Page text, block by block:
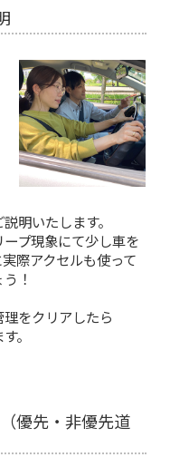
明いたします。
プ現象にて少し車を
際アクセルも使って
！
をクリアしたら
。
優先・非優先道